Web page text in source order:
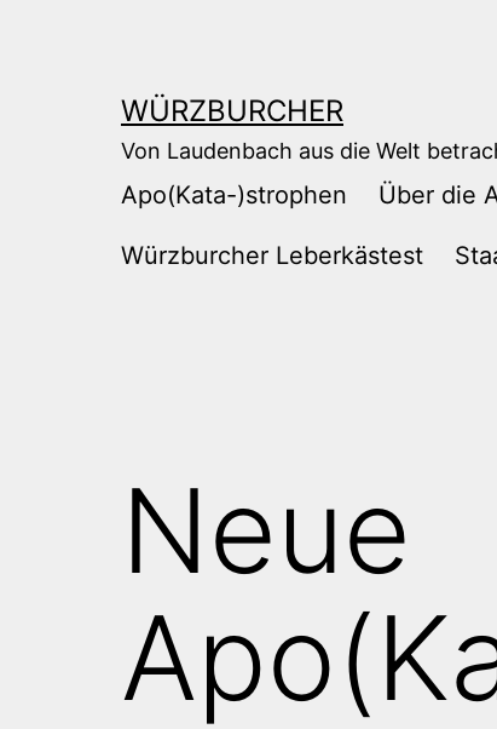
WÜRZBURCHER
Von Laudenbach aus die Welt
Apo(Kata-)strophen Über die
Würzburcher Leberkästest
Neue